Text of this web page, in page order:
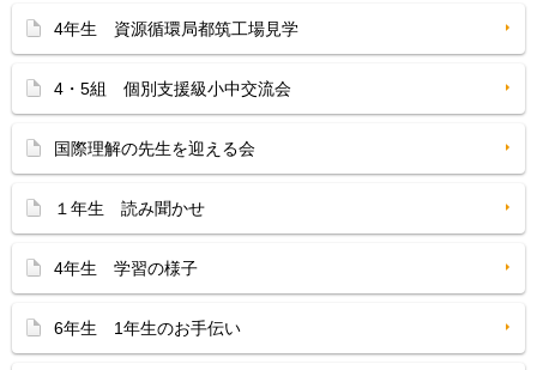
4年生 資源循環局都筑工場見学
4・5組 個別支援級小中交流会
国際理解の先生を迎える会
１年生 読み聞かせ
4年生 学習の様子
6年生 1年生のお手伝い